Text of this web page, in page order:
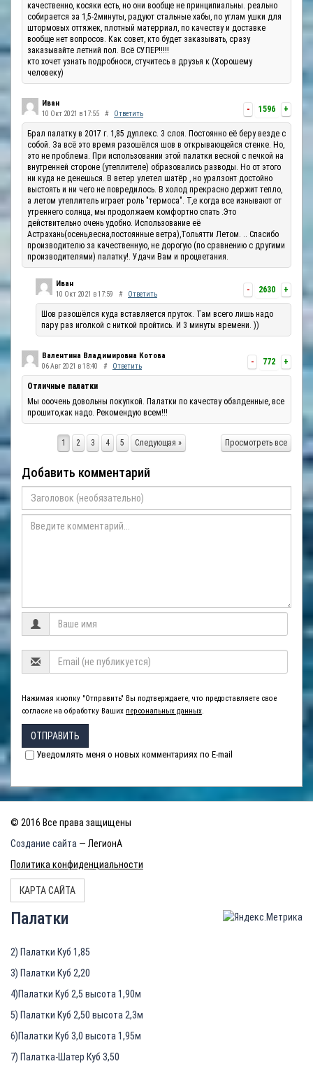
качественно, косяки есть, но они вообще не принципиальны. реально
собирается за 1,5-2минуты, радуют стальные хабы, по углам ушки для
штормовых оттяжек, плотный матерриал, по качеству и доставке
вообще нет вопросов. Как совет, кто будет заказывать, сразу
заказывайте летний пол. Всё СУПЕР!!!!!
кто хочет узнать подробноси, стучитесь в друзья к (Хорошему
человеку)
- 1596 +
Иван
10 Окт 2021 в 17:55 # Ответить
Брал палатку в 2017 г. 1,85 дуплекс. 3 слоя. Постоянно её беру везде с
собой. За всё это время разошёлся шов в открывающейся стенке. Но,
это не проблема. При использовании этой палатки весной с печкой на
внутренней стороне (утеплителе) образовались разводы. Но от этого
ни куда не денешься. В ветер улетел шатёр , но уралзонт достойно
выстоять и ни чего не повредилось. В холод прекрасно держит тепло,
а летом утеплитель играет роль "термоса". Т,е когда все изнывают от
утреннего солнца, мы продолжаем комфортно спать .Это
действительно очень удобно. Использование её
Астрахань(осень,весна,постоянные ветра),Тольятти Летом. .. Спасибо
производителю за качественную, не дорогую (по сравнению с другими
производителями) палатку!. Удачи Вам и процветания.
- 2630 +
Иван
10 Окт 2021 в 17:59 # Ответить
Шов разошёлся куда вставляется пруток. Там всего лишь надо
пару раз иголкой с ниткой пройтись. И 3 минуты времени. ))
- 772 +
Валентина Владимировна Котова
06 Авг 2021 в 18:40 # Ответить
Отличные палатки
Мы ооочень довольны покупкой. Палатки по качеству обалденные, все
прошито,как надо. Рекомендую всем!!!
Просмотреть все
1 2 3 4 5 Следующая »
Добавить комментарий
Нажимая кнопку "Отправить" Вы подтверждаете, что предоставляете свое
согласие на обработку Ваших персональных данных.
ОТПРАВИТЬ
Уведомлять меня о новых комментариях по E-mail
© 2016 Все права защищены
Создание сайта — ЛегионА
Политика конфиденциальности
КАРТА САЙТА
Палатки
2) Палатки Куб 1,85
3) Палатки Куб 2,20
4)Палатки Куб 2,5 высота 1,90м
5) Палатки Куб 2,50 высота 2,3м
6)Палатки Куб 3,0 высота 1,95м
7) Палатка-Шатер Куб 3,50